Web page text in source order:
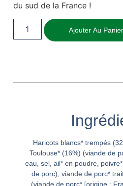
du sud de la France !
Ajouter Au Panier
Haricots blancs* trempés
Toulouse* (16%) (viande de
eau, sel, ail* en poudre,
de porc), viande de porc*
(viande de porc* [origine :